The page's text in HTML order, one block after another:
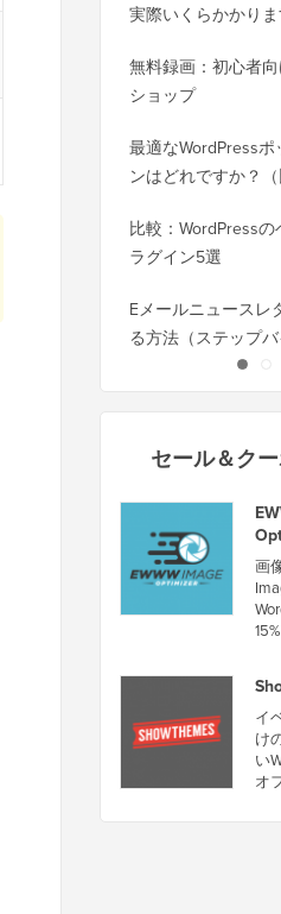
実際いくらかかりま
無料録画：初心者
ショップ
最適なWordPress
ンはどれですか？（
比較：WordPress
ラグイン5選
Eメールニュースレ
る方法（ステップバ
セール＆ク
画
イ
け
い
オ